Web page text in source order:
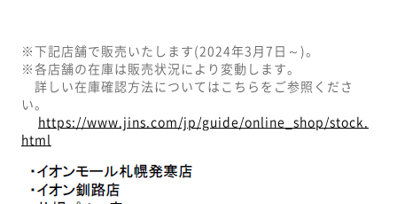
※下記店舗で販売いたします(2024年3月7日～)。
※各店舗の在庫は販売状況により変動します。
詳しい在庫確認方法についてはこちらをご参照くださ
い。
https://www.jins.com/jp/guide/online_shop/stock.
html